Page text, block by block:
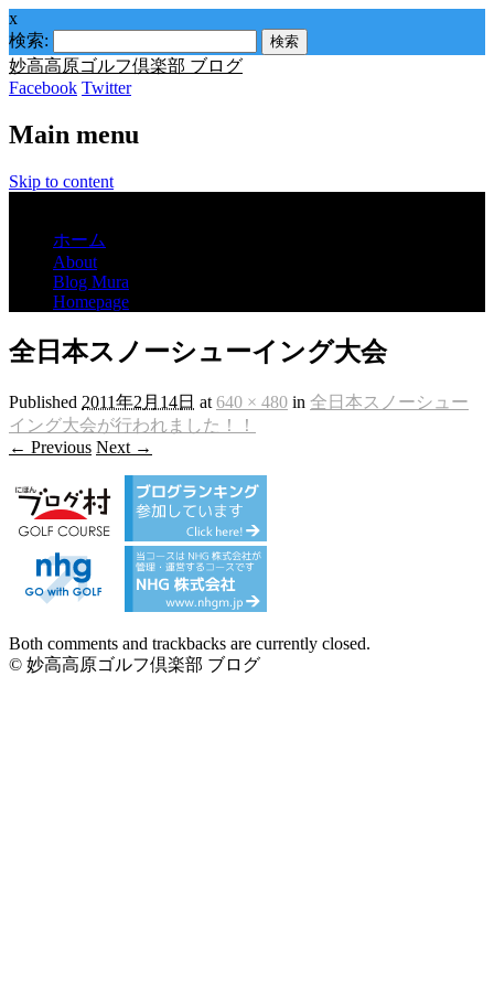
x
検索:
妙高高原ゴルフ倶楽部 ブログ
Facebook Twitter
Main menu
Skip to content
ホーム
About
Blog Mura
Homepage
全日本スノーシューイング大会
Published 2011年2月14日 at 640 × 480 in 全日本スノーシュー
イング大会が行われました！！
← Previous Next →
Both comments and trackbacks are currently closed.
© 妙高高原ゴルフ倶楽部 ブログ